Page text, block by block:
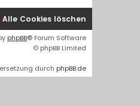
Alle Cookies löschen
phpBB® Forum Software
© phpBB Limited
durch phpBB.de